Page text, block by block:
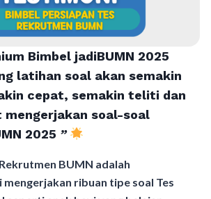
Bimbel jadiBUMN 2025
latihan soal akan semakin
cepat, semakin teliti dan
mengerjakan soal-soal
2025 ”
BUMN adalah
ribuan tipe soal Tes